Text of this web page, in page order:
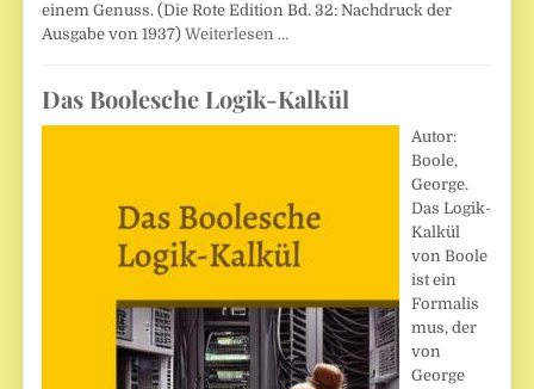
einem Genuss. (Die Rote Edition Bd. 32: Nachdruck der
Ausgabe von 1937)Weiterlesen …
Das Boolesche Logik-Kalkül
Autor:
Boole,
George.
Das Logik-
Kalkül
von Boole
ist ein
Formalis
mus, der
von
George